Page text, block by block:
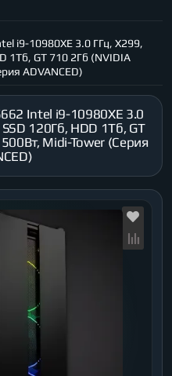
i9-10980XE 3.0 ГГц, X299,
1Тб, GT 710 2Гб (NVIDIA
ADVANCED)
Intel i9-10980XE 3.0
120Гб, HDD 1Тб, GT
Midi-Tower (Серия